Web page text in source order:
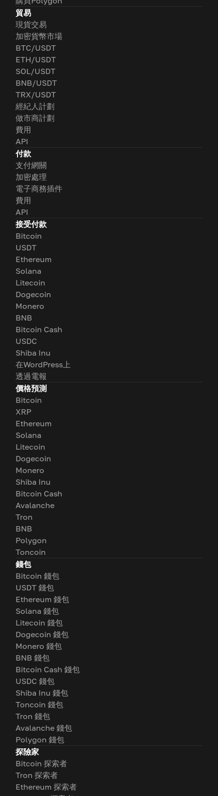
貿易
現貨交易
加密貨幣市場
BTC/USDT
ETH/USDT
SOL/USDT
BNB/USDT
TRX/USDT
經紀人計劃
做市商計劃
費用
API
付款
支付網關
加密處理
電子商務插件
費用
API
接受付款
Bitcoin
USDT
Ethereum
Solana
Litecoin
Dogecoin
Monero
BNB
Bitcoin Cash
USDC
Shiba Inu
在WordPress上
透過電報
價格預測
Bitcoin
XRP
Ethereum
Solana
Litecoin
Dogecoin
Monero
Shiba Inu
Bitcoin Cash
Avalanche
Tron
BNB
Polygon
Toncoin
錢包
Bitcoin 錢包
USDT 錢包
Ethereum 錢包
Solana 錢包
Litecoin 錢包
Dogecoin 錢包
Monero 錢包
BNB 錢包
Bitcoin Cash 錢包
USDC 錢包
Shiba Inu 錢包
Toncoin 錢包
Tron 錢包
Avalanche 錢包
Polygon 錢包
探險家
Bitcoin 探索者
Tron 探索者
Ethereum 探索者